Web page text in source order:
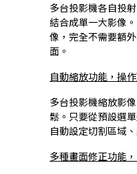
多台投影機各自投
結合成單一大影像
像，完全不需要額
面。
自動縮放功能，操
多台投影機縮放影
鬆。只要從預設選
自動設定切割區域
多種畫面修正功能